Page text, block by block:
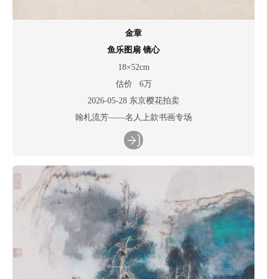
金章
鱼乐图扇 镜心
18×52cm
估价 6万
2026-05-28 东京樱花拍卖
翰札流芳——名人上款书画专场